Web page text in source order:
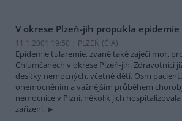
V okrese Plzeň-jih propukla
11.1.2001 19:50 | PLZEŇ (ČIA)
Epidemie tularemie, zvané také zaječí mor,
Chlumčanech v okrese Plzeň-jih. Zdravotníci
desítky nemocných, včetně dětí. Osm
onemocněním a vážnějším průběhem
nemocnice v Plzni, několik jich
zařízení.